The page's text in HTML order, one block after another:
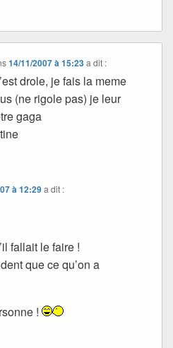
14/11/2007 à 15:23 a dit :
drole, je fais la meme
(ne rigole pas) je leur
gaga
à 12:29a dit :
fallait le faire !
que ce qu’on a
!